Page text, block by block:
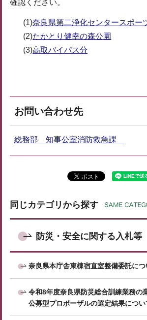
確認ください。
(1)奈良県第二浄化センタースポー
(2)たかとり健幸の森公園
(3)高取バイパス分
お問い合わせ先
総務部 知事公室消防救急課
同じカテゴリから探す
防災・安全に関する入札等
奈良県本庁舎東棟宿直室整備委託につ
令和8年度奈良県防災総合訓練業務の
公募型プロポーザルの選定結果につい